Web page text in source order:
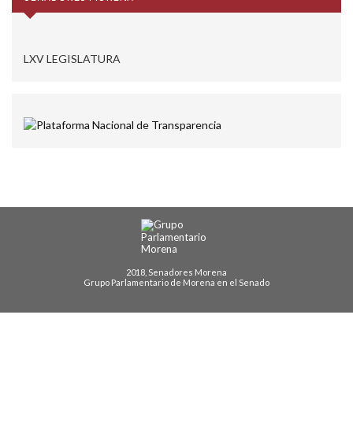
LXV LEGISLATURA
2018, Senadores Morena
Grupo Parlamentario de Morena en el Senado